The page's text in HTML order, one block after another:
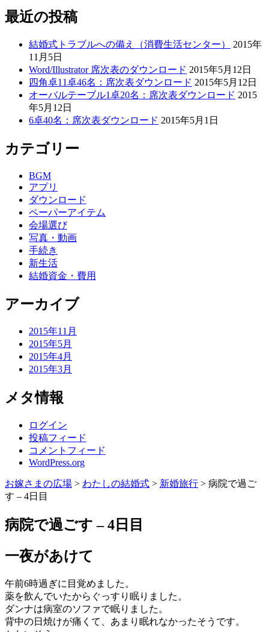
最近の投稿
結婚式トラブルへの備え（消費生活センター）
2015年
11月5日
Word/Illustrator 席次表のダウンロード 2015年5月12日
四角卓11卓46名：席次表ダウンロード 2015年5月12日
オーバルテーブル1卓20名：席次表ダウンロード 2015
年5月12日
6卓40名：席次表ダウンロード 2015年5月1日
カテゴリー
BGM
アプリ
ダウンロード
ペーパーアイテム
会場選び
写真・動画
手続き
新生活
結婚資金・費用
アーカイブ
2015年11月
2015年5月
2015年4月
2015年3月
メタ情報
ログイン
投稿フィード
コメントフィード
WordPress.org
お嫁さまの広場 > わたしの結婚式 > 新婚旅行 > 病院で過ご
す – 4日目
病院で過ごす – 4日目
一夜があけて
午前6時過ぎに目覚めました。
薬を飲んでいたからぐっすり眠りました。
ダンナは病室のソファで眠りました。
背中の日焼けが痛くて、あまり眠れなかったそうです。